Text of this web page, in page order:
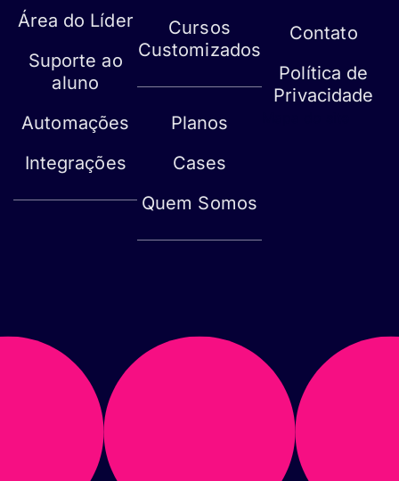
Área do Líder
Suporte ao
aluno
Automações
Integrações
Cursos
Customizados
Planos
Cases
Quem Somos
Contato
Política de
Privacidade